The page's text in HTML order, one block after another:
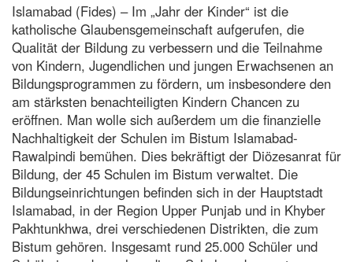
Islamabad (Fides) – Im „Jahr der Kinder“ ist die
katholische Glaubensgemeinschaft aufgerufen, die
Qualität der Bildung zu verbessern und die Teilnahme
von Kindern, Jugendlichen und jungen Erwachsenen an
Bildungsprogrammen zu fördern, um insbesondere den
am stärksten benachteiligten Kindern Chancen zu
eröffnen. Man wolle sich außerdem um die finanzielle
Nachhaltigkeit der Schulen im Bistum Islamabad-
Rawalpindi bemühen. Dies bekräftigt der Diözesanrat für
Bildung, der 45 Schulen im Bistum verwaltet. Die
Bildungseinrichtungen befinden sich in der Hauptstadt
Islamabad, in der Region Upper Punjab und in Khyber
Pakhtunkhwa, drei verschiedenen Distrikten, die zum
Bistum gehören. Insgesamt rund 25.000 Schüler und